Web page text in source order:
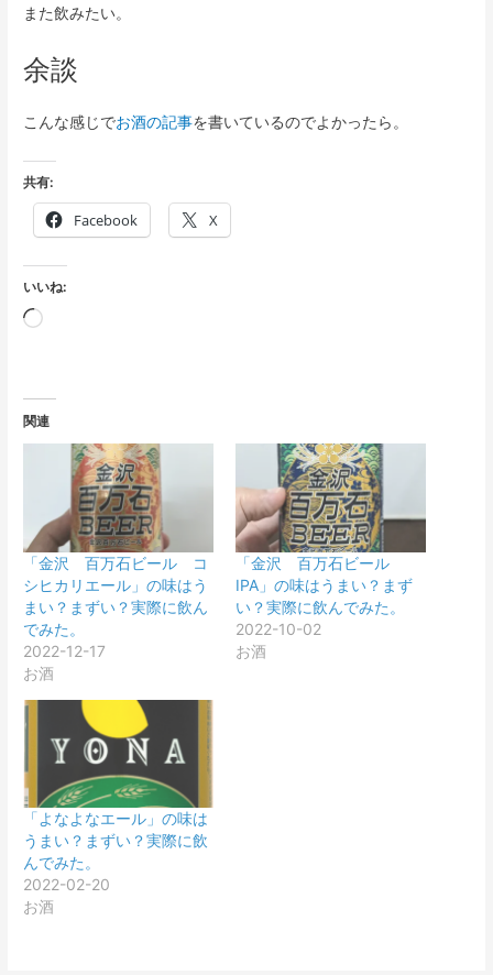
また飲みたい。
余談
こんな感じでお酒の記事を書いているのでよかったら。
共有:
Facebook X
いいね:
読
み
中…
関連
「金沢 百万石ビール コ
シヒカリエール」の味はう
まい？まずい？実際に飲ん
でみた。
2022-12-17
お酒
「金沢 百万石ビール
IPA」の味はうまい？まず
い？実際に飲んでみた。
2022-10-02
お酒
「よなよなエール」の味は
うまい？まずい？実際に飲
んでみた。
2022-02-20
お酒